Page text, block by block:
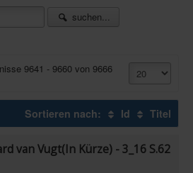
suchen...
9641 - 9660 von 9666
Sortieren nach: Id Titel
van Vugt(In Kürze) - 3_16 S.62